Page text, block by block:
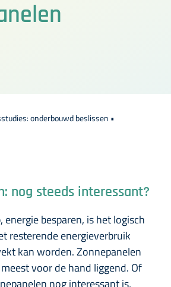
onderbouwd beslissen •
nog steeds interessant?
energie besparen, is het logisch
resterende energieverbruik
kan worden. Zonnepanelen
voor de hand liggend. Of